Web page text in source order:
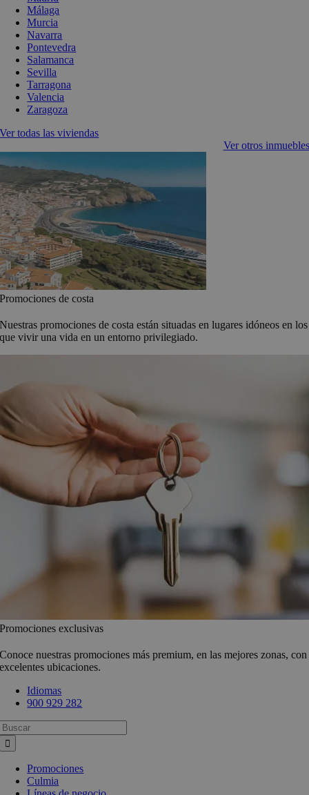
Málaga
Murcia
Navarra
Pontevedra
Salamanca
Sevilla
Tarragona
Valencia
Zaragoza
Ver todas las viviendas
Ver otros inmuebles
Promociones de costa
Nuestras promociones de costa están situadas en lugares idóneos en los
que vivir una vida en un entorno privilegiado.
Promociones exclusivas
Conoce nuestras promociones más premium, en las mejores zonas, con
excelentes ubicaciones.
Idiomas
900 929 282
Promociones
Culmia